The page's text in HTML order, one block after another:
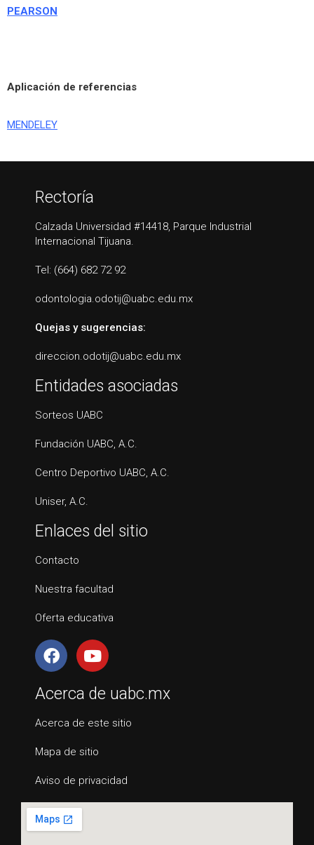
PEARSON
Aplicación de referencias
MENDELEY
Rectoría
Calzada Universidad #14418, Parque Industrial
Internacional Tijuana.
Tel: (664) 682 72 92
odontologia.odotij@uabc.edu.mx
Quejas y sugerencias:
direccion.odotij@uabc.edu.mx
Entidades asociadas
Sorteos UABC
Fundación UABC, A.C.
Centro Deportivo UABC, A.C.
Uniser, A.C.
Enlaces del sitio
Contacto
Nuestra facultad
Oferta educativa
Acerca de uabc.mx
Acerca de este sitio
Mapa de sitio
Aviso de privacidad